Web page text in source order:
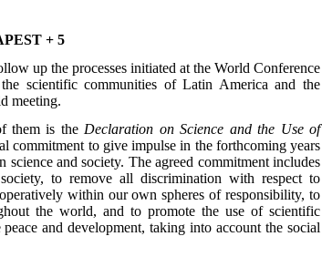
+ 5
up the processes initiated at the World Conference
scientific communities of Latin America and the
meeting.
them is the Declaration on Science and the Use of
commitment to give impulse in the forthcoming years
and society. The agreed commitment includes
to remove all discrimination with respect to
within our own spheres of responsibility, to
the world, and to promote the use of scientific
and development, taking into account the social